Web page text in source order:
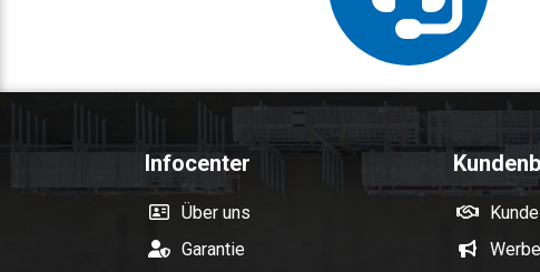
Infocenter
Über uns
Garantie